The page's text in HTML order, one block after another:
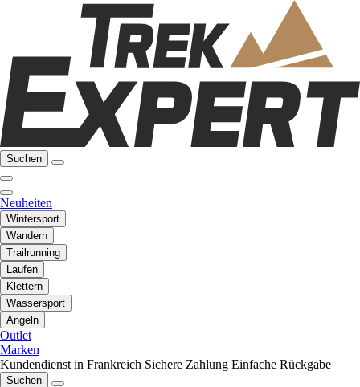
Suchen
Neuheiten
Wintersport
Wandern
Trailrunning
Laufen
Klettern
Wassersport
Angeln
Outlet
Marken
Kundendienst in Frankreich Sichere Zahlung Einfache Rückgabe
Suchen